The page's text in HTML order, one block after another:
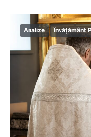
Analize Învățământ